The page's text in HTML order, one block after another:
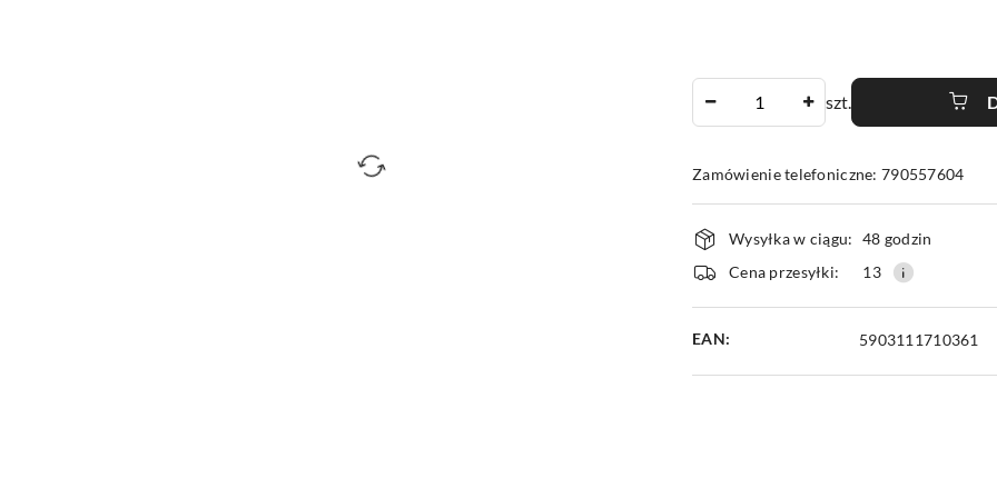
szt.
Zamówienie telefoniczne: 790557604
Dostępność
i
dostawa
Wysyłka w ciągu: 48 godzin
Cena przesyłki:
13
EAN: 5903111710361